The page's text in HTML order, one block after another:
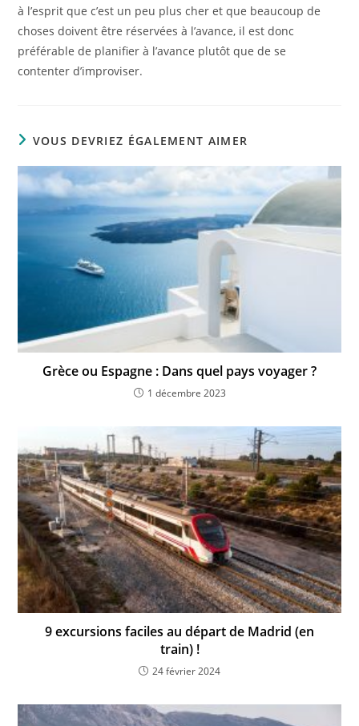
à l’esprit que c’est un peu plus cher et que beaucoup de
choses doivent être réservées à l’avance, il est donc
préférable de planifier à l’avance plutôt que de se
contenter d’improviser.
VOUS DEVRIEZ ÉGALEMENT AIMER
Grèce ou Espagne : Dans quel pays voyager ?
1 décembre 2023
9 excursions faciles au départ de Madrid (en
train) !
24 février 2024